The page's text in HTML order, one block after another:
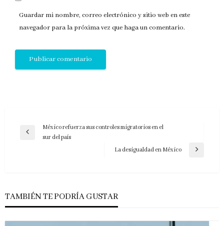
Guardar mi nombre, correo electrónico y sitio web en este
navegador para la próxima vez que haga un comentario.
Navegación
Entrada
México refuerza sus controles migratorios en el
sur del país
Entrada
La desigualdad en México
TAMBIÉN TE PODRÍA GUSTAR